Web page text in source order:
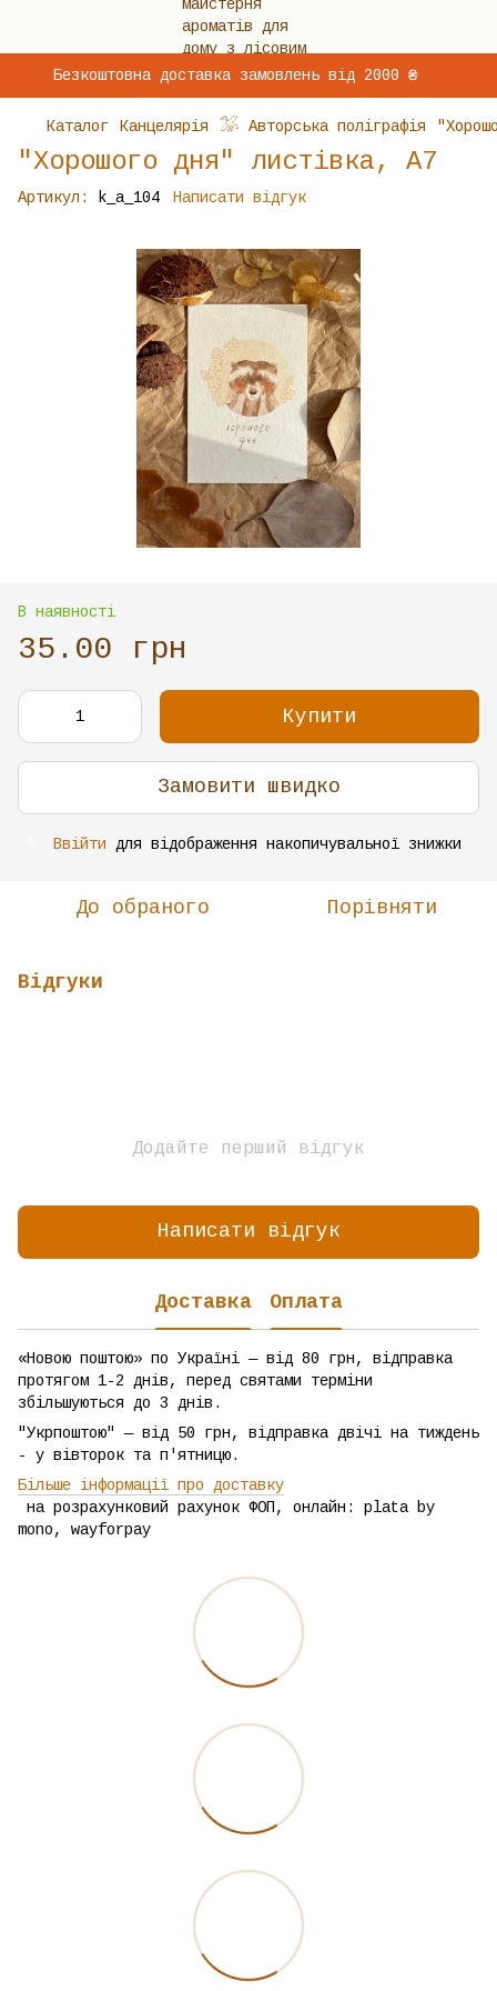
Безкоштовна доставка замовлень від 2000 ₴
Каталог Канцелярія 𓅮 Авторська поліграфія
"Хорошого дня" листівка, А7
Артикул: k_a_104 Написати відгук
В наявності
35.00 грн
Купити
Замовити швидко
Ввійти для відображення накопичувальної знижки
До обраного Порівняти
Відгуки
Додайте перший відгук
Написати відгук
Доставка Оплата
«Новою поштою» по Україні — від 80 грн, відправка
протягом 1-2 днів, перед святами терміни
збільшуються до 3 днів.
"Укрпоштою" — від 50 грн, відправка двічі на тиждень
- у вівторок та п'ятницю.
Більше інформації про доставку
на розрахунковий рахунок ФОП, онлайн: plata by
mono, wayforpay